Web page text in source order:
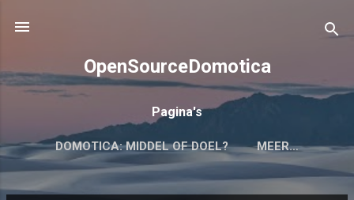
OpenSourceDomotica
Pagina's
DOMOTICA: MIDDEL OF DOEL? MEER…